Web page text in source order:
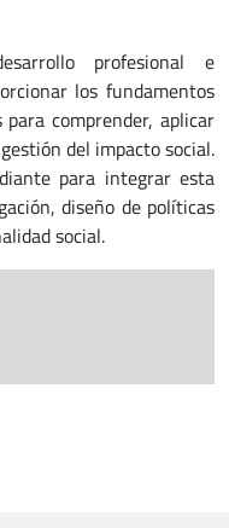
profesional e
los fundamentos
comprender, aplicar
del impacto social.
para integrar esta
diseño de políticas
social.